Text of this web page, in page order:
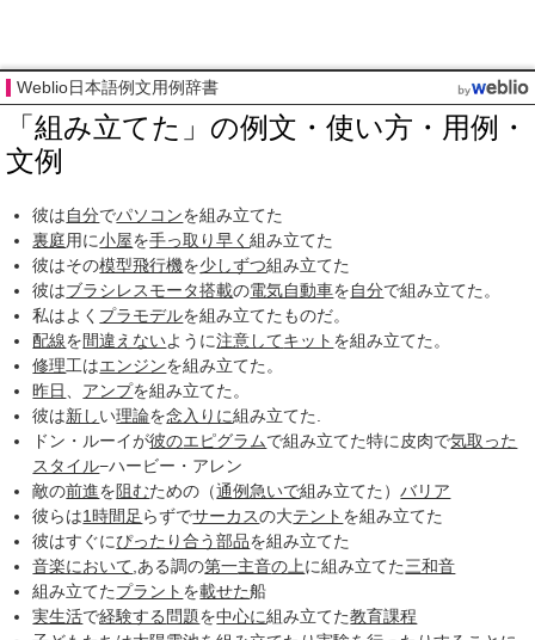
Weblio日本語例文用例辞書
「組み立てた」の例文・使い方・用例・
文例
彼は自分でパソコンを組み立てた
裏庭用に小屋を手っ取り早く組み立てた
彼はその模型飛行機を少しずつ組み立てた
彼はブラシレスモータ搭載の電気自動車を自分で組み立てた。
私はよく プラモデルを組み立てたものだ。
配線を間違えないように注意してキット を組み立てた。
修理工はエンジンを組み立てた。
昨日
アンプを組み立てた。
彼は新しい理論を念入りに組み立てた.
ドン・ルーイが彼のエピグラムで組み立てた特に皮肉で気取った
スタイル−ハービー・アレン
敵の前進を阻むための（通例急いで組み立てた）バリア
彼らは1時間足 らずでサーカスの大テント を組み立てた
彼はすぐにぴったり合う部品を組み立てた
音楽において ,ある調の第一主音の上に組み立てた三和音
組み立てたプラント を載せた船
実生活で経験する 問題を中心に組み立てた教育課程